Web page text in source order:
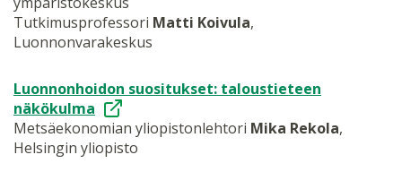
Tutkimusprofessori Matti Koivula,
Luonnonvarakeskus
Luonnonhoidon suositukset: taloustieteen
näkökulma
Metsäekonomian yliopistonlehtori Mika Rekola,
Helsingin yliopisto